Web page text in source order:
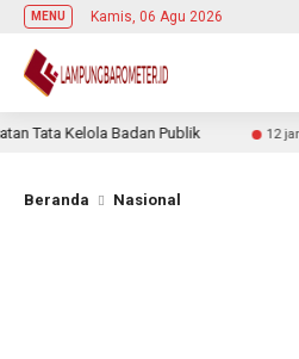
MENU Kamis, 06 Agu 2026
Kelola Badan Publik 12 jam lalu
Beranda Nasional